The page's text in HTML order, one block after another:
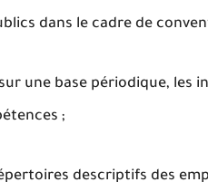
dans le cadre de
une base périodique,
;
descriptifs des